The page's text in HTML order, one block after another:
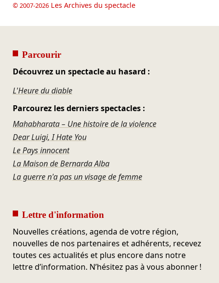
© 2007-2026Les Archives du spectacle
Parcourir
Découvrez un spectacle au hasard :
L'Heure du diable
Parcourez les derniers spectacles :
Mahabharata – Une histoire de la violence
Dear Luigi, I Hate You
Le Pays innocent
La Maison de Bernarda Alba
La guerre n'a pas un visage de femme
Lettre d'information
Nouvelles créations, agenda de votre région,
nouvelles de nos partenaires et adhérents, recevez
toutes ces actualités et plus encore dans notre
lettre d’information. N’hésitez pas à vous abonner !